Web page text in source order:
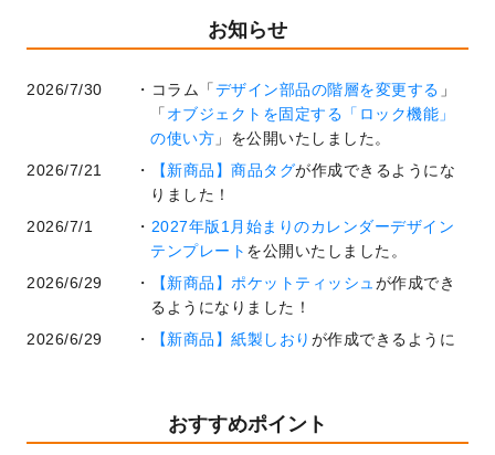
お知らせ
2026/7/30 コラム「デザイン部品の階層を変更する 」
「 オブジェクトを固定する「ロック機能」
の使い方 」を公開いたしました。
2026/7/21
【新商品】商品タグが作成できるようにな
りました！
2026/7/1
2027年版1月始まりのカレンダーデザイン
テンプレート を公開いたしました。
2026/6/29
【新商品】ポケットティッシュが作成でき
るようになりました！
2026/6/29
【新商品】紙製しおり が作成できるように
業効率を上げる便利な操作方法3選！
開いたしました。
おすすめポイント